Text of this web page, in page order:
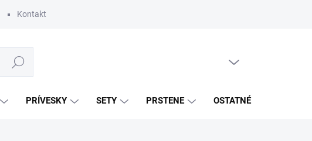
Kontakt
Hľadať
PRÍVESKY SETY PRSTENE OSTATNÉ